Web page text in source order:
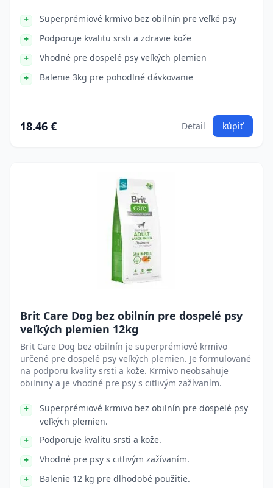
Superprémiové krmivo bez obilnín pre veľké psy
Podporuje kvalitu srsti a zdravie kože
Vhodné pre dospelé psy veľkých plemien
Balenie 3kg pre pohodlné dávkovanie
18.46 € Detail kúpiť
Brit Care Dog bez obilnín pre dospelé psy
veľkých plemien 12kg
Brit Care Dog bez obilnín je superprémiové krmivo
určené pre dospelé psy veľkých plemien. Je formulované
na podporu kvality srsti a kože. Krmivo neobsahuje
obilniny a je vhodné pre psy s citlivým zažívaním.
Superprémiové krmivo bez obilnín pre dospelé psy
veľkých plemien.
Podporuje kvalitu srsti a kože.
Vhodné pre psy s citlivým zažívaním.
Balenie 12 kg pre dlhodobé použitie.